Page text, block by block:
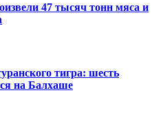
47 тысяч тонн мяса и
тигра: шесть
на Балхаше